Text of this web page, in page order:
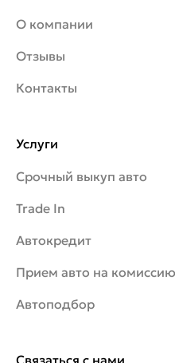
О компании
Отзывы
Контакты
Связаться с нами
Услуги
Срочный выкуп авто
Trade In
Автокредит
Прием авто на комиссию
Автоподбор